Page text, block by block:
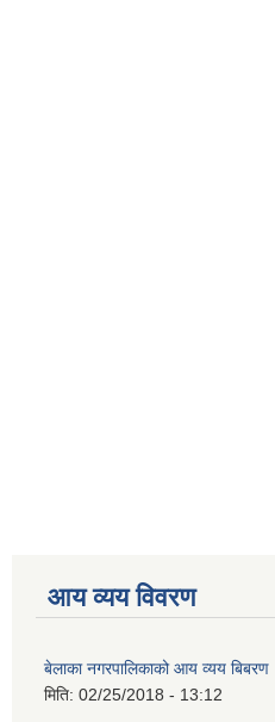
आय व्यय विवरण
बेलाका नगरपालिकाको आय व्यय बिबरण
मिति: 02/25/2018 - 13:12